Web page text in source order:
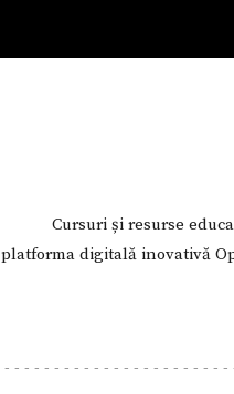
Cursuri și resurse
platforma digitală inovativă